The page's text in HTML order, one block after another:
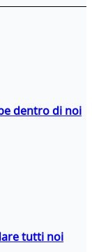
dentro di noi
tutti noi